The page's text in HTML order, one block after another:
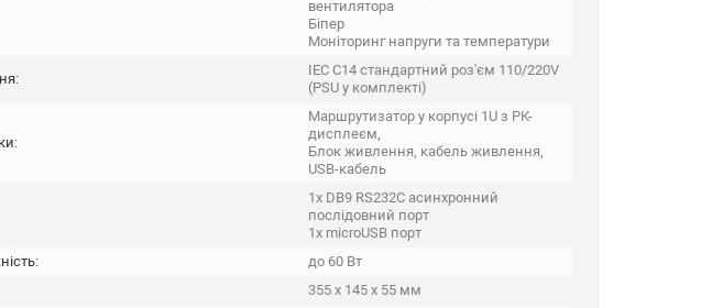
вентилятора
Біпер
Моніторинг напруги та температури
IEC C14 стандартний роз'єм 110/220V
(PSU у комплекті)
Маршрутизатор у корпусі 1U з РК-
дисплеєм,
Блок живлення, кабель живлення,
USB-кабель
1x DB9 RS232C асинхронний
послідовний порт
1x microUSB порт
до 60 Вт
355 x 145 x 55 мм